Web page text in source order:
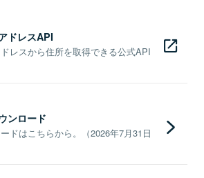
ドレスAPI
レスから住所を取得できる公式API
ンロード
ドはこちらから。（2026年7月31日